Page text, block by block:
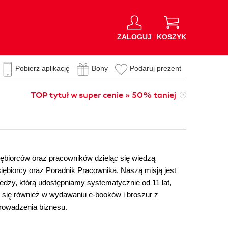
ZALOGUJ KOSZYK
Pobierz aplikację Bony Podaruj prezent
TOP tytuł w super cenie » 50% taniej
oraz pracowników dzieląc się wiedzą
oraz Poradnik Pracownika. Naszą misją jest
którą udostępniamy systematycznie od 11 lat,
również w wydawaniu e-booków i broszur z
biznesu.